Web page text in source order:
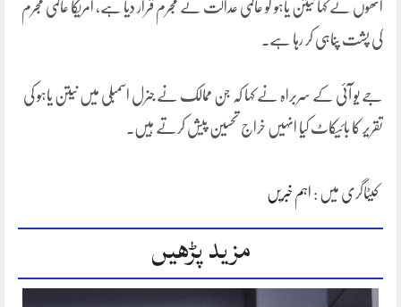
انھوں نے کہا نیتن یاہو کو عالمی عدالت نے مجرم قرار دیا ہے، امریکا عالمی مجرم
کی پشت پناہی کر رہا ہے۔
جے یو آئی کے سربراہ نے کہا کہ جن ممالک نے جنرل اسمبلی میں نیتن یاہو کی
تقریر کا بائیکاٹ کیا انہیں خراج تحسین پیش کرتے ہیں۔
کیٹاگری میں : اہم خبریں
مزید پڑھیں